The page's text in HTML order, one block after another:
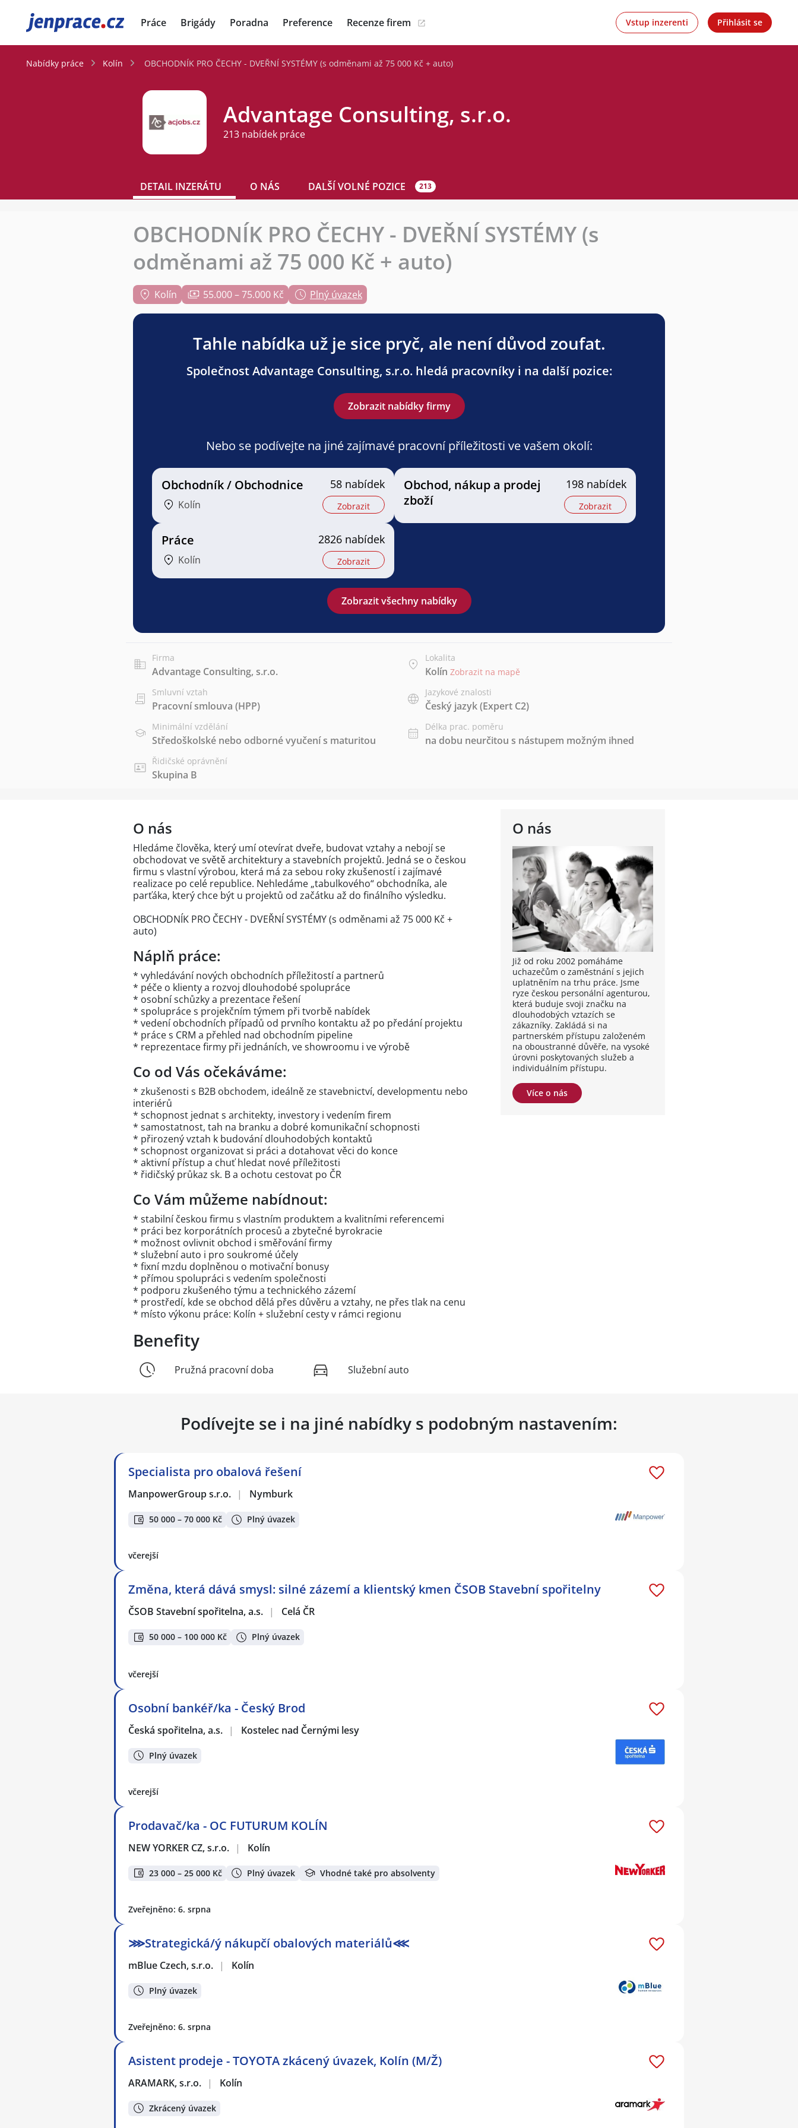
JenPráce.cz Práce Brigády Poradna Preference Recenze firem Vstup inzerenti Přihlásit se
Nabídky práce Kolín OBCHODNÍK PRO ČECHY - DVEŘNÍ SYSTÉMY (s odměnami až 75 000 Kč + auto)
Advantage Consulting, s.r.o.
213 nabídek práce
DETAIL INZERÁTU O NÁS DALŠÍ VOLNÉ POZICE 213
OBCHODNÍK PRO ČECHY - DVEŘNÍ SYSTÉMY (s
odměnami až 75 000 Kč + auto)
Kolín 55.000 – 75.000 Kč Plný úvazek
Tahle nabídka už je sice pryč, ale není důvod zoufat.
Společnost Advantage Consulting, s.r.o. hledá pracovníky i na další pozice:
Zobrazit nabídky firmy
Nebo se podívejte na jiné zajímavé pracovní příležitosti ve vašem okolí:
Obchodník / Obchodnice
Kolín
58 nabídek
Zobrazit
Obchod, nákup a prodej
zboží
198 nabídek
Zobrazit
Práce
Kolín
2826 nabídek
Zobrazit
Zobrazit všechny nabídky
Firma
Advantage Consulting, s.r.o.
Lokalita
Kolín Zobrazit na mapě
Smluvní vztah
Pracovní smlouva (HPP)
Jazykové znalosti
Český jazyk(Expert C2)
Minimální vzdělání
Středoškolské nebo odborné vyučení s maturitou
Délka prac. poměru
na dobu neurčitou s nástupem možným ihned
Řidičské oprávnění
Skupina B
O nás
Již od roku 2002 pomáháme
uchazečům o zaměstnání s jejich
uplatněním na trhu práce. Jsme
ryze českou personální agenturou,
která buduje svoji značku na
dlouhodobých vztazích se
zákazníky. Zakládá si na
partnerském přístupu založeném
na oboustranné důvěře, na vysoké
úrovni poskytovaných služeb a
individuálním přístupu.
Více o nás
O nás
Hledáme člověka, který umí otevírat dveře, budovat vztahy a nebojí se
obchodovat ve světě architektury a stavebních projektů. Jedná se o českou
firmu s vlastní výrobou, která má za sebou roky zkušeností i zajímavé
realizace po celé republice. Nehledáme „tabulkového“ obchodníka, ale
parťáka, který chce být u projektů od začátku až do finálního výsledku.
OBCHODNÍK PRO ČECHY - DVEŘNÍ SYSTÉMY (s odměnami až 75 000 Kč +
auto)
Náplň práce:
* vyhledávání nových obchodních příležitostí a partnerů
* péče o klienty a rozvoj dlouhodobé spolupráce
* osobní schůzky a prezentace řešení
* spolupráce s projekčním týmem při tvorbě nabídek
* vedení obchodních případů od prvního kontaktu až po předání projektu
* práce s CRM a přehled nad obchodním pipeline
* reprezentace firmy při jednáních, ve showroomu i ve výrobě
Co od Vás očekáváme:
* zkušenosti s B2B obchodem, ideálně ze stavebnictví, developmentu nebo
interiérů
* schopnost jednat s architekty, investory i vedením firem
* samostatnost, tah na branku a dobré komunikační schopnosti
* přirozený vztah k budování dlouhodobých kontaktů
* schopnost organizovat si práci a dotahovat věci do konce
* aktivní přístup a chuť hledat nové příležitosti
* řidičský průkaz sk. B a ochotu cestovat po ČR
Co Vám můžeme nabídnout:
* stabilní českou firmu s vlastním produktem a kvalitními referencemi
* práci bez korporátních procesů a zbytečné byrokracie
* možnost ovlivnit obchod i směřování firmy
* služební auto i pro soukromé účely
* fixní mzdu doplněnou o motivační bonusy
* přímou spolupráci s vedením společnosti
* podporu zkušeného týmu a technického zázemí
* prostředí, kde se obchod dělá přes důvěru a vztahy, ne přes tlak na cenu
* místo výkonu práce: Kolín + služební cesty v rámci regionu
Benefity
Pružná pracovní doba Služební auto
Podívejte se i na jiné nabídky s podobným nastavením:
Specialista pro obalová řešení
ManpowerGroup s.r.o. | Nymburk
50 000 – 70 000 Kč Plný úvazek
včerejší
Změna, která dává smysl: silné zázemí a klientský kmen ČSOB Stavební spořitelny
ČSOB Stavební spořitelna, a.s. | Celá ČR
50 000 – 100 000 Kč Plný úvazek
včerejší
Osobní bankéř/ka - Český Brod
Česká spořitelna, a.s. | Kostelec nad Černými lesy
Plný úvazek
včerejší
Prodavač/ka - OC FUTURUM KOLÍN
NEW YORKER CZ, s.r.o. | Kolín
23 000 – 25 000 Kč Plný úvazek Vhodné také pro absolventy
Zveřejněno: 6. srpna
⋙Strategická/ý nákupčí obalových materiálů⋘
mBlue Czech, s.r.o. | Kolín
Plný úvazek
Zveřejněno: 6. srpna
Asistent prodeje - TOYOTA zkácený úvazek, Kolín (M/Ž)
ARAMARK, s.r.o. | Kolín
Zkrácený úvazek